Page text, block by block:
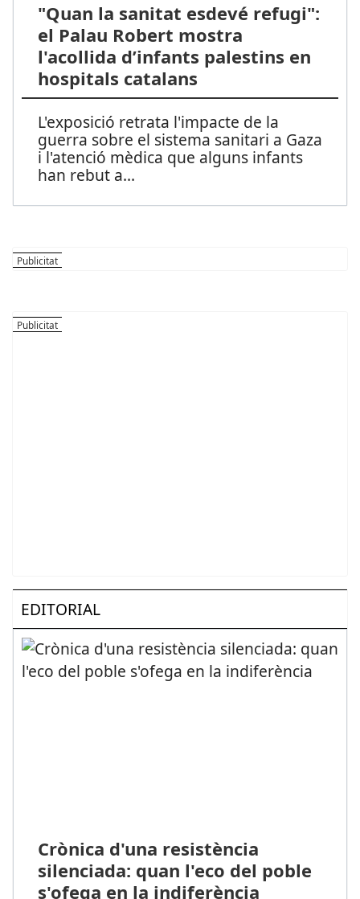
"Quan la sanitat esdevé refugi":
el Palau Robert mostra
l'acollida d’infants palestins en
hospitals catalans
L'exposició retrata l'impacte de la
guerra sobre el sistema sanitari a Gaza
i l'atenció mèdica que alguns infants
han rebut a...
EDITORIAL
Crònica d'una resistència
silenciada: quan l'eco del poble
s'ofega en la indiferència